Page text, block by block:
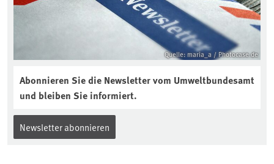
Quelle: maria_a / Photocase.de
Abonnieren Sie die Newsletter vom Umweltbundesamt
und bleiben Sie informiert.
Newsletter abonnieren